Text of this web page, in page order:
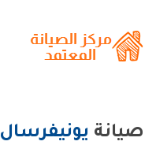
صيانة يونيفرسال